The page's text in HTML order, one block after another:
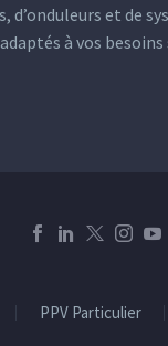
d’onduleurs et de
à vos besoins
PPV Particulier